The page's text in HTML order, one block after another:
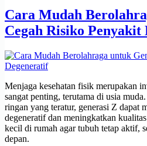
Cara Mudah
Cegah Risiko Penyakit
Menjaga kesehatan fisik merupakan
sangat penting, terutama di usia
ringan yang teratur, generasi Z dapat
degeneratif dan meningkatkan
kecil di rumah agar tubuh tetap aktif,
depan.